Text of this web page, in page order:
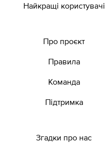
Найкращі користувачі
Про проєкт
Правила
Команда
Підтримка
Згадки про нас